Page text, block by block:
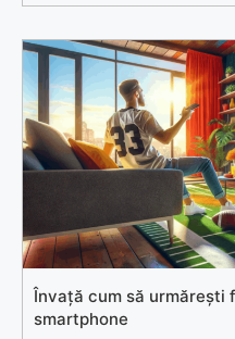
Învață cum să urmărești
smartphone